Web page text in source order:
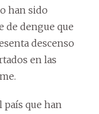
han sido
de dengue que
descenso
en las
país que han